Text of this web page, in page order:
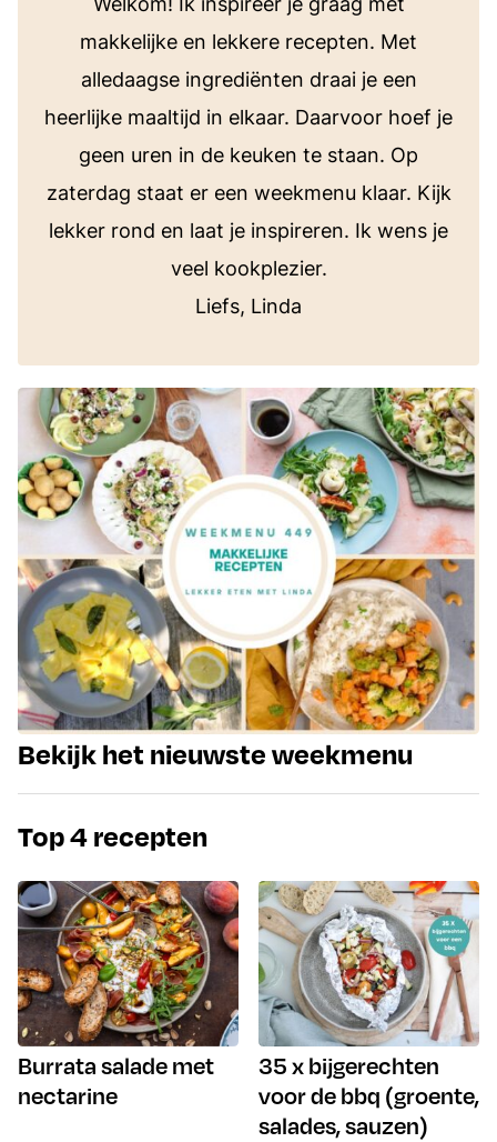
makkelijke en lekkere recepten. Met
alledaagse ingrediënten draai je een
heerlijke maaltijd in elkaar. Daarvoor hoef je
geen uren in de keuken te staan. Op
zaterdag staat er een weekmenu klaar. Kijk
lekker rond en laat je inspireren. Ik wens je
veel kookplezier.
Liefs, Linda
Bekijk het nieuwste weekmenu
Top 4 recepten
Burrata salade met
nectarine
35 x bijgerechten
voor de bbq (groente,
salades, sauzen)